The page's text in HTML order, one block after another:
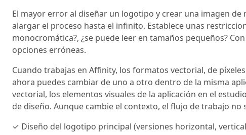
El mayor error al diseñar un logotipo y crear una imagen
alargar el proceso hasta el infinito. Establece unas
monocromática?, ¿se puede leer en tamaños pequeños?
opciones erróneas.
Cuando trabajas en Affinity, los formatos vectorial, de
ahora puedes cambiar de uno a otro dentro de la misma
vectorial, los elementos visuales de la aplicación en el
de diseño. Aunque cambie el contexto, el flujo de trabajo no
✓ Diseño del logotipo principal (versiones horizontal,